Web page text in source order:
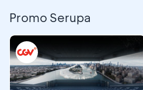
Promo Serupa